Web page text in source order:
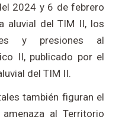
2024 y 6 de febrero
aluvial del TIM II, los
y presiones al
II, publicado por el
del TIM II.
también figuran el
al Territorio